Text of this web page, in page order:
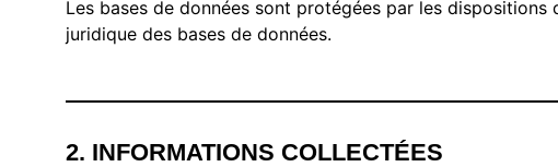
Les bases de données sont protégées par les
juridique des bases de données.
2. INFORMATIONS COLLECTÉES